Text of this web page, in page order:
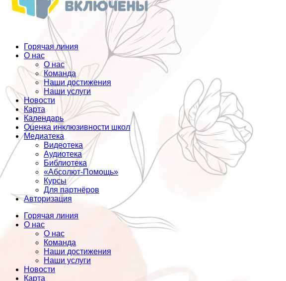
Горячая линия
О нас
О нас
Команда
Наши достижения
Наши услуги
Новости
Карта
Календарь
Оценка инклюзивности школ
Медиатека
Видеотека
Аудиотека
Библиотека
«Абсолют-Помощь»
Курсы
Для партнёров
Авторизация
Горячая линия
О нас
О нас
Команда
Наши достижения
Наши услуги
Новости
Карта